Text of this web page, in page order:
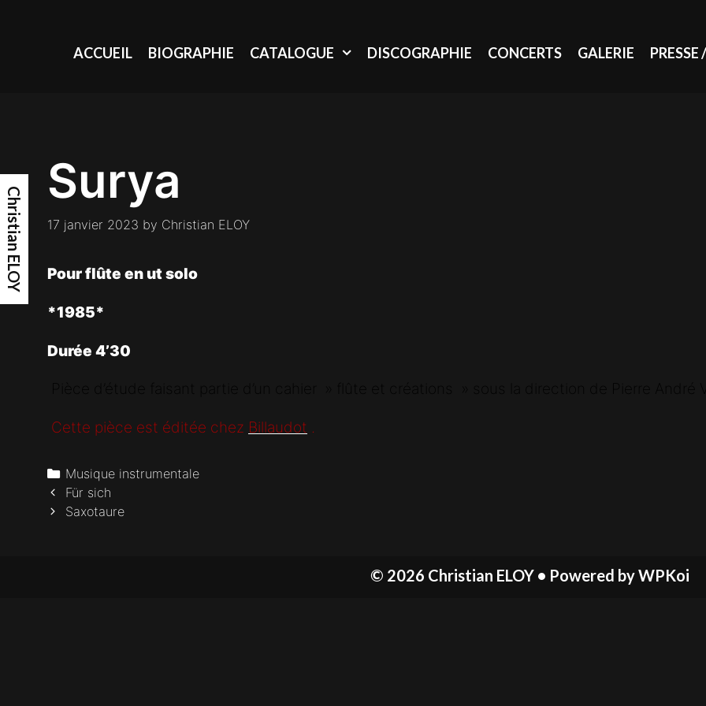
ACCUEIL BIOGRAPHIE CATALOGUE DISCOGRAPHIE CONCERTS GALERIE
Surya
17 janvier 2023 by Christian ELOY
Pour flûte en ut solo
*1985*
Durée 4’30
Cette pièce est éditée chez Billaudot .
Categories
Musique instrumentale
Post
navigation
Für sich
Saxotaure
© 2026 Christian ELOY• Powered byWPKoi
Christian ELOY